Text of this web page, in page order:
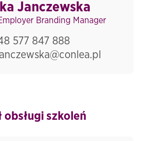
Janczewska
Branding Manager
577 847 888
obsługi szkoleń